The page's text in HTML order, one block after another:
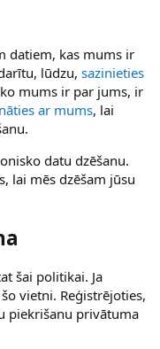
datiem, kas mums ir
lūdzu, sazinieties
mums ir par jums, ir
ar mums, lai
datu dzēšanu.
lai mēs dzēšam jūsu
šai politikai. Ja
vietni. Reģistrējoties,
piekrišanu privātuma